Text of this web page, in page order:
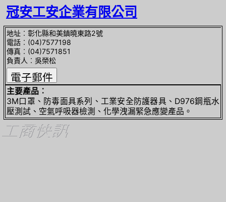
冠安工安企業有限公司
地址︰彰化縣和美鎮曉東路2號
電話︰(04)7577198
傳真︰(04)7571851
負責人︰吳榮松
主要產品︰
3M口罩、防毒面具系列、工業安全防護器具、D976鋼瓶水
壓測試、空氣呼吸器檢測、化學洩漏緊急應變產品。